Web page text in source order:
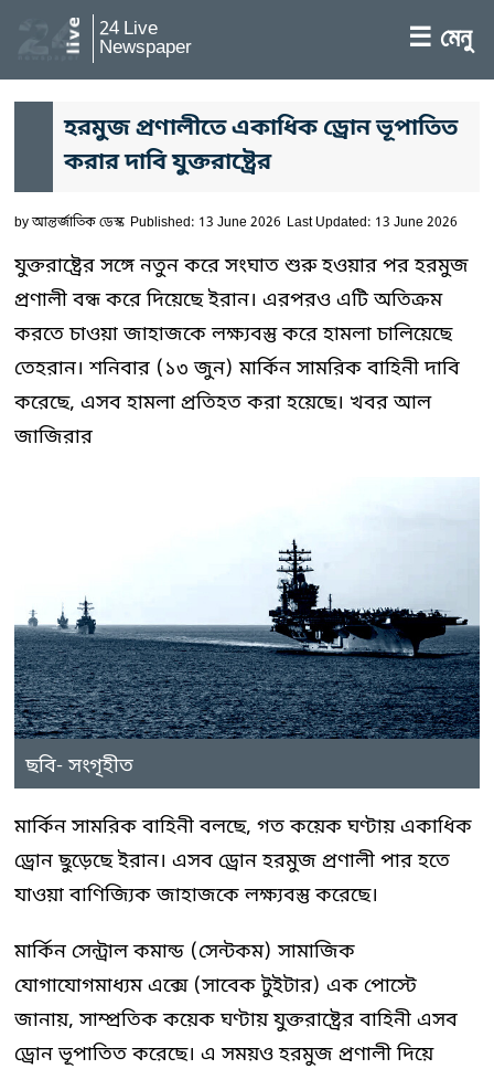
24 Live
Newspaper ☰ মেনু
হরমুজ প্রণালীতে একাধিক ড্রোন ভূপাতিত
করার দাবি যুক্তরাষ্ট্রের
byআন্তর্জাতিক ডেস্ক Published: 13 June 2026 Last Updated: 13 June 2026
যুক্তরাষ্ট্রের সঙ্গে নতুন করে সংঘাত শুরু হওয়ার পর হরমুজ
প্রণালী বন্ধ করে দিয়েছে ইরান। এরপরও এটি অতিক্রম
করতে চাওয়া জাহাজকে লক্ষ্যবস্তু করে হামলা চালিয়েছে
তেহরান। শনিবার (১৩ জুন) মার্কিন সামরিক বাহিনী দাবি
করেছে, এসব হামলা প্রতিহত করা হয়েছে। খবর আল
জাজিরার
ছবি- সংগৃহীত
মার্কিন সামরিক বাহিনী বলছে, গত কয়েক ঘণ্টায় একাধিক
ড্রোন ছুড়েছে ইরান। এসব ড্রোন হরমুজ প্রণালী পার হতে
যাওয়া বাণিজ্যিক জাহাজকে লক্ষ্যবস্তু করেছে।
মার্কিন সেন্ট্রাল কমান্ড (সেন্টকম) সামাজিক
যোগাযোগমাধ্যম এক্সে (সাবেক টুইটার) এক পোস্টে
জানায়, সাম্প্রতিক কয়েক ঘণ্টায় যুক্তরাষ্ট্রের বাহিনী এসব
ড্রোন ভূপাতিত করেছে। এ সময়ও হরমুজ প্রণালী দিয়ে